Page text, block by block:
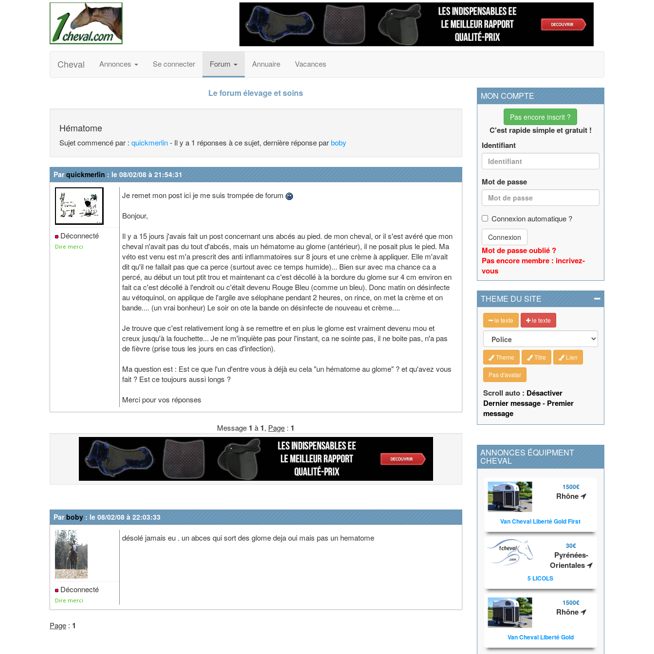
Cheval Annonces Se connecter Forum Annuaire Vacances
Le forum élevage et soins
Hématome
Sujet commencé par : quickmerlin- Il y a 1 réponses à ce sujet, dernière réponse parboby
Parquickmerlin : le 08/02/08 à 21:54:31
Déconnecté
Dire merci
Je remet mon post ici je me suis trompée de forum
Bonjour,
Il y a 15 jours j'avais fait un post concernant uns abcés au pied. de mon cheval, or il s'est avéré que mon
cheval n'avait pas du tout d'abcés, mais un hématome au glome (antérieur), il ne posait plus le pied. Ma
véto est venu est m'a prescrit des anti inflammatoires sur 8 jours et une crème à appliquer. Elle m'avait
dit qu'il ne fallait pas que ca perce (surtout avec ce temps humide)... Bien sur avec ma chance ca a
percé, au début un tout ptit trou et maintenant ca c'est décollé à la bordure du glome sur 4 cm environ en
fait ca c'est décollé à l'endroit ou c'était devenu Rouge Bleu (comme un bleu). Donc matin on désinfecte
au vétoquinol, on applique de l'argile ave sélophane pendant 2 heures, on rince, on met la crème et on
bande.... (un vrai bonheur) Le soir on ote la bande on désinfecte de nouveau et crème....
Je trouve que c'est relativement long à se remettre et en plus le glome est vraiment devenu mou et
creux jusqu'à la fouchette... Je ne m'inquiète pas pour l'instant, ca ne sointe pas, il ne boite pas, n'a pas
de fièvre (prise tous les jours en cas d'infection).
Ma question est : Est ce que l'un d'entre vous à déjà eu cela "un hématome au glome" ? et qu'avez vous
fait ? Est ce toujours aussi longs ?
Merci pour vos réponses
Message 1 à 1, Page : 1
Parboby : le 08/02/08 à 22:03:33
Déconnecté
Dire merci
désolé jamais eu . un abces qui sort des glome deja oui mais pas un hematome
Page : 1
MON COMPTE
Pas encore inscrit ?
C'est rapide simple et gratuit !
Identifiant
Mot de passe
Connexion automatique ?
Connexion
Mot de passe oublié ?
Pas encore membre : incrivez-
vous
THEME DU SITE
le texte le texte
Theme Titre Lien
Pas d'avatar
Scroll auto : Désactiver
Dernier message- Premier
message
ANNONCES ÉQUIPMENT
CHEVAL
1500€
Rhône
Van Cheval Liberté Gold First
30€
Pyrénées-
Orientales
5 LICOLS
1500€
Rhône
Van Cheval Liberté Gold